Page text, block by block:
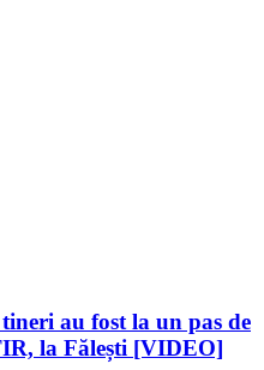
au fost la un pas de
la Fălești [VIDEO]